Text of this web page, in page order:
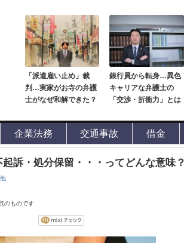
「派遣雇い止め」裁
判…実家がお寺の弁護
士がなぜ和解できた？
銀行員から転身…異色
キャリアな弁護士の
「交渉・折衝力」とは
企業法務 交通事故 借金
訴・処分保留・・・ってどんな意味？
のものです